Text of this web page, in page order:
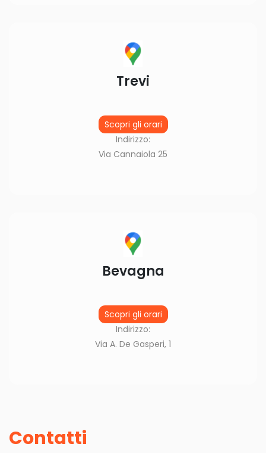
Trevi
Scopri gli orari
Indirizzo:
Via Cannaiola 25
Bevagna
Scopri gli orari
Indirizzo:
Via A. De Gasperi, 1
Contatti